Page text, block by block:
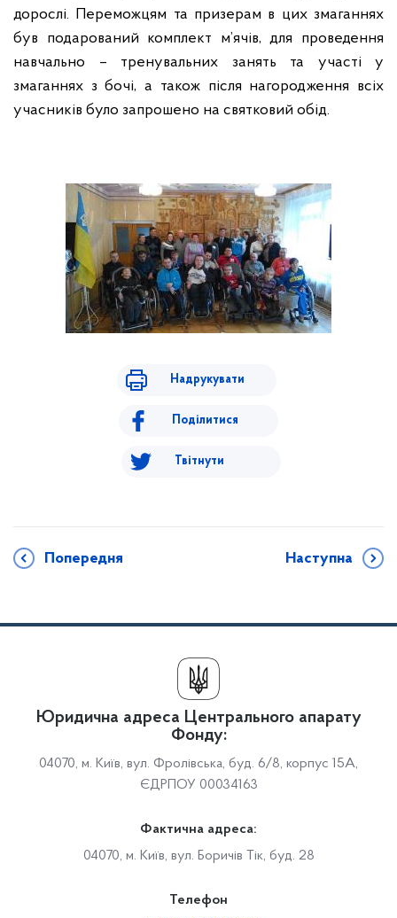
дорослі. Переможцям та призерам в цих змаганнях
був подарований комплект м’ячів, для проведення
навчально – тренувальних занять та участі у
змаганнях з бочі, а також після нагородження всіх
учасників було запрошено на святковий обід.
Надрукувати
Поділитися
Твітнути
Попередня Наступна
Юридична адреса Центрального апарату
Фонду:
04070, м. Київ, вул. Фролівська, буд. 6/8, корпус 15А,
ЄДРПОУ 00034163
Фактична адреса:
04070, м. Київ, вул. Боричів Тік, буд. 28
Телефон